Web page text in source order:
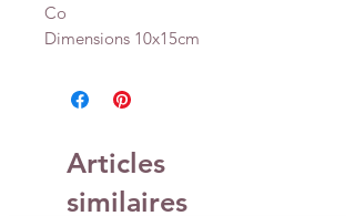
Co
Dimensions 10x15cm
Articles
similaires